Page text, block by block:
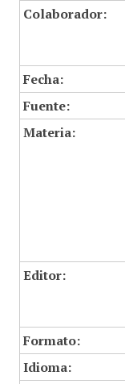
Colaborador:
Fecha:
Fuente:
Materia:
Editor:
Formato:
Idioma: